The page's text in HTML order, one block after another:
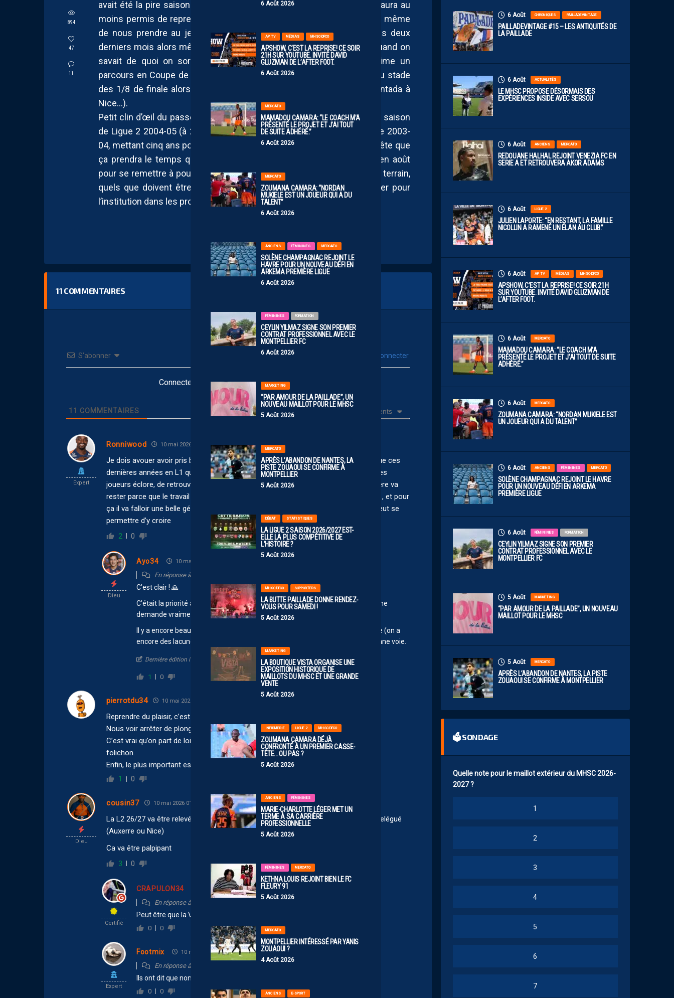
6 Août 2026
AP TV MÉDIAS MHSC-DFCO
APSHOW, C’EST LA REPRISE! CE SOIR
21H SUR YOUTUBE. INVITÉ DAVID
GLUZMAN DE L’AFTER FOOT.
6 Août 2026
MERCATO
MAMADOU CAMARA: “LE COACH M’A
PRÉSENTÉ LE PROJET ET J’AI TOUT
DE SUITE ADHÉRÉ.”
6 Août 2026
MERCATO
ZOUMANA CAMARA: “NORDAN
MUKIELE EST UN JOUEUR QUI A DU
TALENT”
6 Août 2026
ANCIENS FÉMININES MERCATO
SOLÈNE CHAMPAGNAC REJOINT LE
HAVRE POUR UN NOUVEAU DÉFI EN
ARKEMA PREMIÈRE LIGUE
6 Août 2026
FÉMININES FORMATION
CEYLIN YILMAZ SIGNE SON PREMIER
CONTRAT PROFESSIONNEL AVEC LE
MONTPELLIER FC
6 Août 2026
MARKETING
“PAR AMOUR DE LA PAILLADE”, UN
NOUVEAU MAILLOT POUR LE MHSC
5 Août 2026
MERCATO
APRÈS L’ABANDON DE NANTES, LA
PISTE ZOUAOUI SE CONFIRME À
MONTPELLIER
5 Août 2026
DÉBAT STATISTIQUES
LA LIGUE 2 SAISON 2026/2027 EST-
ELLE LA PLUS COMPÉTITIVE DE
L’HISTOIRE ?
5 Août 2026
MHSC-DFCO SUPPORTERS
LA BUTTE PAILLADE DONNE RENDEZ-
VOUS POUR SAMEDI !
5 Août 2026
MARKETING
LA BOUTIQUE VISTA ORGANISE UNE
EXPOSITION HISTORIQUE DE
MAILLOTS DU MHSC ET UNE GRANDE
VENTE
5 Août 2026
INFIRMERIE LIGUE 2 MHSC-DFCO
ZOUMANA CAMARA DÉJÀ
CONFRONTÉ À UN PREMIER CASSE-
TÊTE… OU PAS ?
5 Août 2026
ANCIENS FÉMININES
MARIE-CHARLOTTE LÉGER MET UN
TERME À SA CARRIÈRE
PROFESSIONNELLE
5 Août 2026
FÉMININES MERCATO
KETHNA LOUIS REJOINT BIEN LE FC
FLEURY 91
5 Août 2026
MERCATO
MONTPELLIER INTÉRESSÉ PAR YANIS
ZOUAOUI ?
4 Août 2026
ANCIENS E-SPORT
894
47
11
avait été la pire saison de son histoire. Une année 2025-26 qui nous aura au
moins permis de reprendre du plaisir à regarder cette équipe jouer et même
de nous prendre au jeu de croire à l’accession aux playoffs sur ses deux
derniers mois alors même qu’ils nous paraissaient inenvisageables quand on
savait de quoi on sortait et surtout d’où l’on repartait. Avec en prime un
parcours en Coupe de France aux parfums de Ligue 1 ayant pris fin au stade
des 1/8 de finale alors que les quarts nous tendaient les bras (remontada à
Nice…).
Petit clin d’œil du passé, le MHSC avait également terminé 8ème de la saison
de Ligue 2 2004-05 (à 20 clubs), dans la continuité de sa relégation de 2003-
04, mettant cinq ans pour retrouver l’élite (en 2009). Gardons donc en tête que
ça prendra le temps qu’il faudra mais qu’on y arrivera. Rendez-vous en août
pour se remettre à pousser notre club dans sa marche en avant sur le terrain,
quels que doivent être les grands changements qui devraient s’opérer pour
l’institution dans les prochaines semaines.
11 COMMENTAIRES
S’abonner Se connecter avec : vous connecter
Connectez-vous pour poster un commentaire
11 COMMENTAIRES Récents
Expert
Ronniwood 10 mai 2026 11:19
Je dois avouer avoir pris beaucoup plus de plaisir à avoir suivi cette saison en L2 que ces
dernières années en L1 qui étaient plutôt catastrophique. On a eu le plaisir de voir des
joueurs éclore, de retrouver des victoires et un peu de confiance au staff. Qui j’espère va
rester parce que le travail est bon. Je vois bien Camara finir par nous ramener en L1, et pour
ça il va falloir une belle génération de jeunes Pailladins, et avec la Gambardella on peut se
permettre d’y croire
2 0
Dieu
Ayo34 10 mai 2026 11:24
En réponse à
C’est clair ! 🙏
C’était la priorité à mes yeux de reprendre du plaisir et je n’ai pas été déçu, je me
demande vraiment ce qu’il faut à certains.
Il y a encore beaucoup d’axes d’amélioration à bosser pour la saison prochaine (on a
encore des lacunes dans pas mal de domaines) mais nous sommes sur la bonne voie.
Dernière édition il y a 2 mois par Ayo34
1 0
pierrotdu34 10 mai 2026 10:11
Reprendre du plaisir, c’est peut être pas l’ expression appropriée.
Nous voir arrêter de plonger c’est mieux.
C’est vrai qu’on part de loin, mais le niveau de la L2 cette année n’était vraiment pas
folichon.
Enfin, le plus important est ce qui arrive, et pour l’instant, c’est le flou absolu.
1 0
Dieu
cousin37 10 mai 2026 01:01
La L2 26/27 va être relevée … Metz, Nantes, Reims, Sochaux, Dijon, Sainté ou le 3e relégué
(Auxerre ou Nice)
Ca va être palpipant
3 0
Certifié
CRAPULON34 10 mai 2026 08:30
En réponse à
Peut être que la Var va être de mise la saison prochaine vu les équipes !!!
0 0
Expert
Footmix 10 mai 2026 12:10
En réponse à
Ils ont dit que non !
0 0
6 Août CHRONIQUES PAILLADEVINTAGE
PAILLADEVINTAGE #15 – LES ANTIQUITÉS DE
LA PAILLADE
6 Août ACTUALITÉS
LE MHSC PROPOSE DÉSORMAIS DES
EXPÉRIENCES INSIDE AVEC SERSOU
6 Août ANCIENS MERCATO
REDOUANE HALHAL REJOINT VENEZIA FC EN
SERIE A ET RETROUVERA AKOR ADAMS
6 Août LIGUE 2
JULIEN LAPORTE: “EN RESTANT, LA FAMILLE
NICOLLIN A RAMENÉ UN ÉLAN AU CLUB.”
6 Août AP TV MÉDIAS MHSC-DFCO
APSHOW, C’EST LA REPRISE! CE SOIR 21H
SUR YOUTUBE. INVITÉ DAVID GLUZMAN DE
L’AFTER FOOT.
6 Août MERCATO
MAMADOU CAMARA: “LE COACH M’A
PRÉSENTÉ LE PROJET ET J’AI TOUT DE SUITE
ADHÉRÉ.”
6 Août MERCATO
ZOUMANA CAMARA: “NORDAN MUKIELE EST
UN JOUEUR QUI A DU TALENT”
6 Août ANCIENS FÉMININES MERCATO
SOLÈNE CHAMPAGNAC REJOINT LE HAVRE
POUR UN NOUVEAU DÉFI EN ARKEMA
PREMIÈRE LIGUE
6 Août FÉMININES FORMATION
CEYLIN YILMAZ SIGNE SON PREMIER
CONTRAT PROFESSIONNEL AVEC LE
MONTPELLIER FC
5 Août MARKETING
“PAR AMOUR DE LA PAILLADE”, UN NOUVEAU
MAILLOT POUR LE MHSC
5 Août MERCATO
APRÈS L’ABANDON DE NANTES, LA PISTE
ZOUAOUI SE CONFIRME À MONTPELLIER
🗳 SONDAGE
Quelle note pour le maillot extérieur du MHSC 2026-
2027 ?
1
2
3
4
5
6
7